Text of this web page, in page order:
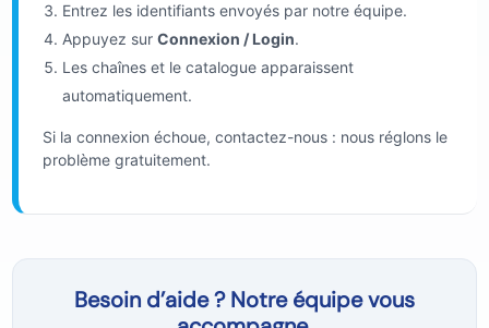
Entrez les identifiants envoyés par notre équipe.
Appuyez surConnexion / Login.
Les chaînes et le catalogue apparaissent
automatiquement.
Si la connexion échoue, contactez-nous : nous réglons le
problème gratuitement.
Besoin d’aide ? Notre équipe vous